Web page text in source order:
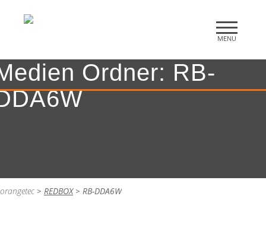
Ordner: RB-
orangetec > REDBOX> RB-DDA6W